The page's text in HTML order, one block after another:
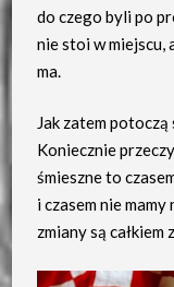
do czego byli po
nie stoi w miejscu,
ma.
Jak zatem
Koniecznie
śmieszne to
i czasem nie
zmiany są całkiem